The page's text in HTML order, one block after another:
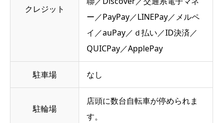
クレジット
ー／PayPay／LINEPay／メルペ
イ／auPay／ｄ払い／ID決済／
QUICPay／ApplePay
駐車場 なし
駐輪場
店頭に数台自転車が停められま
す。